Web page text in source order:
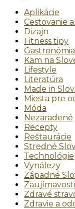
Aplikácie
Cestovanie
Dizajn
Fitness tipy
Kam na
Lifestyle
Literatúra
Made in
Miesta pre
Móda
Nezaradené
Recepty
Reštaurácie
Stredné
Technológie
Vynálezy
Západné
Zaujímavosti
Zdravé
Zdravie a